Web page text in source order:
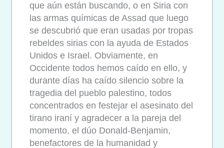
que aún están buscando, o en Siria con
las armas químicas de Assad que luego
se descubrió que eran usadas por tropas
rebeldes sirias con la ayuda de Estados
Unidos e Israel. Obviamente, en
Occidente todos hemos caído en ello, y
durante días ha caído silencio sobre la
tragedia del pueblo palestino, todos
concentrados en festejar el asesinato del
tirano iraní y agradecer a la pareja del
momento, el dúo Donald-Benjamin,
benefactores de la humanidad y